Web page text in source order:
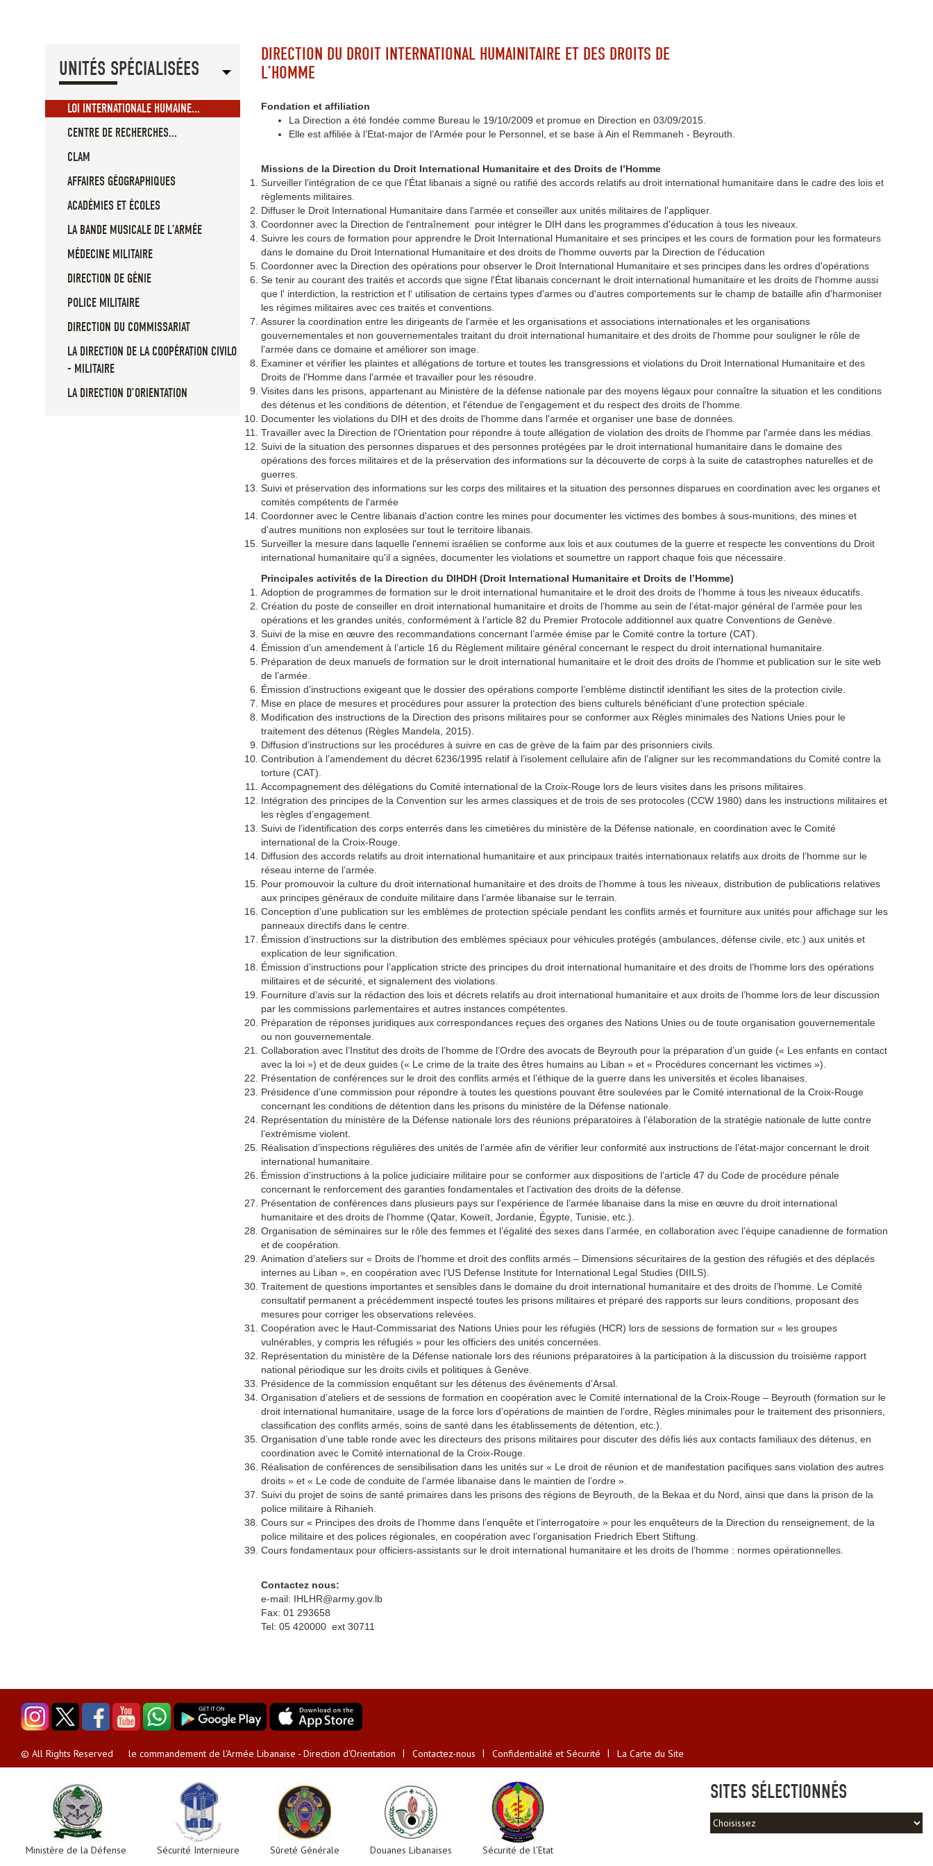
UNITÉS SPÉCIALISÉES
LOI INTERNATIONALE HUMAINE...
CENTRE DE RECHERCHES...
CLAM
AFFAIRES GÉOGRAPHIQUES
ACADÉMIES ET ÉCOLES
LA BANDE MUSICALE DE L’ARMÉE
MÉDECINE MILITAIRE
DIRECTION DE GÉNIE
POLICE MILITAIRE
DIRECTION DU COMMISSARIAT
LA DIRECTION DE LA COOPÉRATION CIVILO
- MILITAIRE
LA DIRECTION D’ORIENTATION
DIRECTION DU DROIT INTERNATIONAL HUMAINITAIRE ET DES DROITS DE
L’HOMME
Fondation et affiliation
La Direction a été fondée comme Bureau le 19/10/2009 et promue en Direction en 03/09/2015.
Elle est affiliée à l’Etat-major de l’Armée pour le Personnel, et se base à Ain el Remmaneh - Beyrouth.
Missions de la Direction du Droit International Humanitaire et des Droits de l’Homme
Surveiller l'intégration de ce que l'État libanais a signé ou ratifié des accords relatifs au droit international humanitaire dans le cadre des lois et
règlements militaires.
Diffuser le Droit International Humanitaire dans l'armée et conseiller aux unités militaires de l'appliquer.
Coordonner avec la Direction de l'entraînement pour intégrer le DIH dans les programmes d'éducation à tous les niveaux.
Suivre les cours de formation pour apprendre le Droit International Humanitaire et ses principes et les cours de formation pour les formateurs
dans le domaine du Droit International Humanitaire et des droits de l'homme ouverts par la Direction de l'éducation
Coordonner avec la Direction des opérations pour observer le Droit International Humanitaire et ses principes dans les ordres d'opérations
Se tenir au courant des traités et accords que signe l'État libanais concernant le droit international humanitaire et les droits de l'homme aussi
que l' interdiction, la restriction et l' utilisation de certains types d'armes ou d'autres comportements sur le champ de bataille afin d'harmoniser
les régimes militaires avec ces traités et conventions.
Assurer la coordination entre les dirigeants de l'armée et les organisations et associations internationales et les organisations
gouvernementales et non gouvernementales traitant du droit international humanitaire et des droits de l'homme pour souligner le rôle de
l'armée dans ce domaine et améliorer son image.
Examiner et vérifier les plaintes et allégations de torture et toutes les transgressions et violations du Droit International Humanitaire et des
Droits de l'Homme dans l'armée et travailler pour les résoudre.
Visites dans les prisons, appartenant au Ministère de la défense nationale par des moyens légaux pour connaître la situation et les conditions
des détenus et les conditions de détention, et l'étendue de l'engagement et du respect des droits de l'homme.
Documenter les violations du DIH et des droits de l'homme dans l'armée et organiser une base de données.
Travailler avec la Direction de l'Orientation pour répondre à toute allégation de violation des droits de l'homme par l'armée dans les médias.
Suivi de la situation des personnes disparues et des personnes protégées par le droit international humanitaire dans le domaine des
opérations des forces militaires et de la préservation des informations sur la découverte de corps à la suite de catastrophes naturelles et de
guerres.
Suivi et préservation des informations sur les corps des militaires et la situation des personnes disparues en coordination avec les organes et
comités compétents de l'armée
Coordonner avec le Centre libanais d'action contre les mines pour documenter les victimes des bombes à sous-munitions, des mines et
d'autres munitions non explosées sur tout le territoire libanais.
Surveiller la mesure dans laquelle l'ennemi israélien se conforme aux lois et aux coutumes de la guerre et respecte les conventions du Droit
international humanitaire qu'il a signées, documenter les violations et soumettre un rapport chaque fois que nécessaire.
Principales activités de la Direction du DIHDH (Droit International Humanitaire et Droits de l’Homme)
Adoption de programmes de formation sur le droit international humanitaire et le droit des droits de l’homme à tous les niveaux éducatifs.
Création du poste de conseiller en droit international humanitaire et droits de l’homme au sein de l’état-major général de l’armée pour les
opérations et les grandes unités, conformément à l’article 82 du Premier Protocole additionnel aux quatre Conventions de Genève.
Suivi de la mise en œuvre des recommandations concernant l’armée émise par le Comité contre la torture (CAT).
Émission d’un amendement à l’article 16 du Règlement militaire général concernant le respect du droit international humanitaire.
Préparation de deux manuels de formation sur le droit international humanitaire et le droit des droits de l’homme et publication sur le site web
de l’armée.
Émission d’instructions exigeant que le dossier des opérations comporte l’emblème distinctif identifiant les sites de la protection civile.
Mise en place de mesures et procédures pour assurer la protection des biens culturels bénéficiant d’une protection spéciale.
Modification des instructions de la Direction des prisons militaires pour se conformer aux Règles minimales des Nations Unies pour le
traitement des détenus (Règles Mandela, 2015).
Diffusion d’instructions sur les procédures à suivre en cas de grève de la faim par des prisonniers civils.
Contribution à l’amendement du décret 6236/1995 relatif à l’isolement cellulaire afin de l’aligner sur les recommandations du Comité contre la
torture (CAT).
Accompagnement des délégations du Comité international de la Croix-Rouge lors de leurs visites dans les prisons militaires.
Intégration des principes de la Convention sur les armes classiques et de trois de ses protocoles (CCW 1980) dans les instructions militaires et
les règles d’engagement.
Suivi de l’identification des corps enterrés dans les cimetières du ministère de la Défense nationale, en coordination avec le Comité
international de la Croix-Rouge.
Diffusion des accords relatifs au droit international humanitaire et aux principaux traités internationaux relatifs aux droits de l’homme sur le
réseau interne de l’armée.
Pour promouvoir la culture du droit international humanitaire et des droits de l’homme à tous les niveaux, distribution de publications relatives
aux principes généraux de conduite militaire dans l’armée libanaise sur le terrain.
Conception d’une publication sur les emblèmes de protection spéciale pendant les conflits armés et fourniture aux unités pour affichage sur les
panneaux directifs dans le centre.
Émission d’instructions sur la distribution des emblèmes spéciaux pour véhicules protégés (ambulances, défense civile, etc.) aux unités et
explication de leur signification.
Émission d’instructions pour l’application stricte des principes du droit international humanitaire et des droits de l’homme lors des opérations
militaires et de sécurité, et signalement des violations.
Fourniture d’avis sur la rédaction des lois et décrets relatifs au droit international humanitaire et aux droits de l’homme lors de leur discussion
par les commissions parlementaires et autres instances compétentes.
Préparation de réponses juridiques aux correspondances reçues des organes des Nations Unies ou de toute organisation gouvernementale
ou non gouvernementale.
Collaboration avec l’Institut des droits de l’homme de l’Ordre des avocats de Beyrouth pour la préparation d’un guide (« Les enfants en contact
avec la loi ») et de deux guides (« Le crime de la traite des êtres humains au Liban » et « Procédures concernant les victimes »).
Présentation de conférences sur le droit des conflits armés et l’éthique de la guerre dans les universités et écoles libanaises.
Présidence d’une commission pour répondre à toutes les questions pouvant être soulevées par le Comité international de la Croix-Rouge
concernant les conditions de détention dans les prisons du ministère de la Défense nationale.
Représentation du ministère de la Défense nationale lors des réunions préparatoires à l’élaboration de la stratégie nationale de lutte contre
l’extrémisme violent.
Réalisation d’inspections régulières des unités de l’armée afin de vérifier leur conformité aux instructions de l’état-major concernant le droit
international humanitaire.
Émission d’instructions à la police judiciaire militaire pour se conformer aux dispositions de l’article 47 du Code de procédure pénale
concernant le renforcement des garanties fondamentales et l’activation des droits de la défense.
Présentation de conférences dans plusieurs pays sur l’expérience de l’armée libanaise dans la mise en œuvre du droit international
humanitaire et des droits de l’homme (Qatar, Koweït, Jordanie, Égypte, Tunisie, etc.).
Organisation de séminaires sur le rôle des femmes et l’égalité des sexes dans l’armée, en collaboration avec l’équipe canadienne de formation
et de coopération.
Animation d’ateliers sur « Droits de l’homme et droit des conflits armés – Dimensions sécuritaires de la gestion des réfugiés et des déplacés
internes au Liban », en coopération avec l’US Defense Institute for International Legal Studies (DIILS).
Traitement de questions importantes et sensibles dans le domaine du droit international humanitaire et des droits de l’homme. Le Comité
consultatif permanent a précédemment inspecté toutes les prisons militaires et préparé des rapports sur leurs conditions, proposant des
mesures pour corriger les observations relevées.
Coopération avec le Haut-Commissariat des Nations Unies pour les réfugiés (HCR) lors de sessions de formation sur « les groupes
vulnérables, y compris les réfugiés » pour les officiers des unités concernées.
Représentation du ministère de la Défense nationale lors des réunions préparatoires à la participation à la discussion du troisième rapport
national périodique sur les droits civils et politiques à Genève.
Présidence de la commission enquêtant sur les détenus des événements d’Arsal.
Organisation d’ateliers et de sessions de formation en coopération avec le Comité international de la Croix-Rouge – Beyrouth (formation sur le
droit international humanitaire, usage de la force lors d’opérations de maintien de l’ordre, Règles minimales pour le traitement des prisonniers,
classification des conflits armés, soins de santé dans les établissements de détention, etc.).
Organisation d’une table ronde avec les directeurs des prisons militaires pour discuter des défis liés aux contacts familiaux des détenus, en
coordination avec le Comité international de la Croix-Rouge.
Réalisation de conférences de sensibilisation dans les unités sur « Le droit de réunion et de manifestation pacifiques sans violation des autres
droits » et « Le code de conduite de l’armée libanaise dans le maintien de l’ordre ».
Suivi du projet de soins de santé primaires dans les prisons des régions de Beyrouth, de la Bekaa et du Nord, ainsi que dans la prison de la
police militaire à Rihanieh.
Cours sur « Principes des droits de l’homme dans l’enquête et l’interrogatoire » pour les enquêteurs de la Direction du renseignement, de la
police militaire et des polices régionales, en coopération avec l’organisation Friedrich Ebert Stiftung.
Cours fondamentaux pour officiers-assistants sur le droit international humanitaire et les droits de l’homme : normes opérationnelles.
Contactez nous:
e-mail: IHLHR@army.gov.lb
Fax: 01 293658
Tel: 05 420000 ext 30711
© All Rights Reserved le commandement de l'Armée Libanaise - Direction d'Orientation Contactez-nous Confidentialité et Sécurité La Carte du Site
Sécurité de l’Etat
Douanes Libanaises
Sûreté Générale
Sécurité Internieure
Ministère de la Défense
SITES SÉLECTIONNÉS